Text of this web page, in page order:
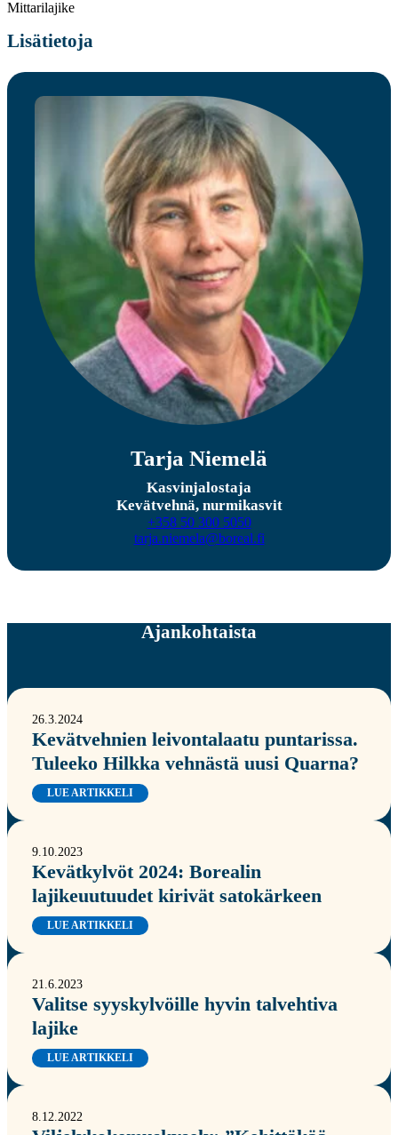
Mittarilajike
Lisätietoja
Tarja Niemelä
Kasvinjalostaja
Kevätvehnä, nurmikasvit
+358 50 300 5050
tarja.niemela@boreal.fi
Ajankohtaista
26.3.2024
Kevätvehnien leivontalaatu puntarissa.
Tuleeko Hilkka vehnästä uusi Quarna?
LUE ARTIKKELI
9.10.2023
Kevätkylvöt 2024: Borealin
lajikeuutuudet kirivät satokärkeen
LUE ARTIKKELI
21.6.2023
Valitse syyskylvöille hyvin talvehtiva
lajike
LUE ARTIKKELI
8.12.2022